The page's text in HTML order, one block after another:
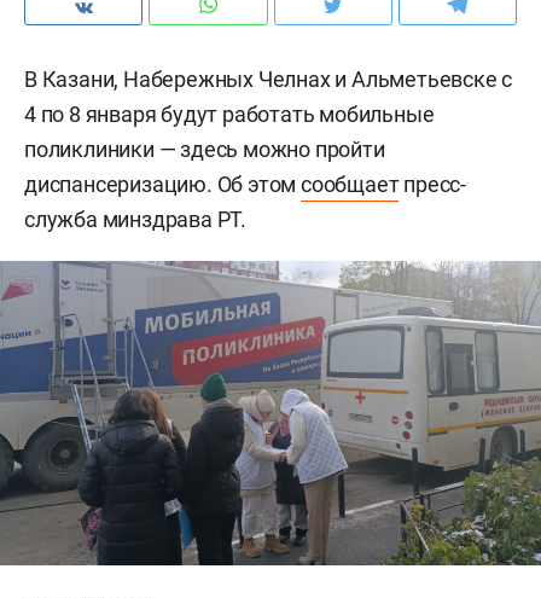
В Казани, Набережных Челнах и Альметьевске с
4 по 8 января будут работать мобильные
поликлиники — здесь можно пройти
диспансеризацию. Об этомсообщаетпресс-
служба минздрава РТ.